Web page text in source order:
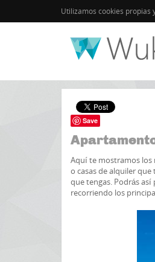
Utilizamos cookies propias
Save
Aquí te mostramos los
o casas de alquiler
que tengas. Podrás
recorriendo los